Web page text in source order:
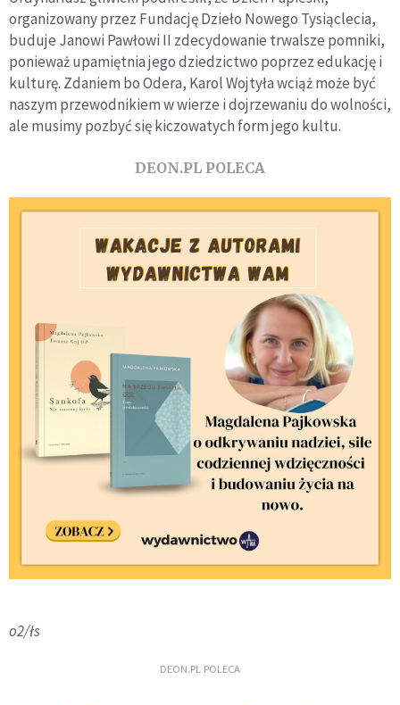
organizowany przez Fundację Dzieło Nowego Tysiąclecia,
buduje Janowi Pawłowi II zdecydowanie trwalsze pomniki,
ponieważ upamiętnia jego dziedzictwo poprzez edukację i
kulturę. Zdaniem bo Odera, Karol Wojtyła wciąż może być
naszym przewodnikiem w wierze i dojrzewaniu do wolności,
ale musimy pozbyć się kiczowatych form jego kultu.
DEON.PL POLECA
o2/łs
DEON.PL POLECA